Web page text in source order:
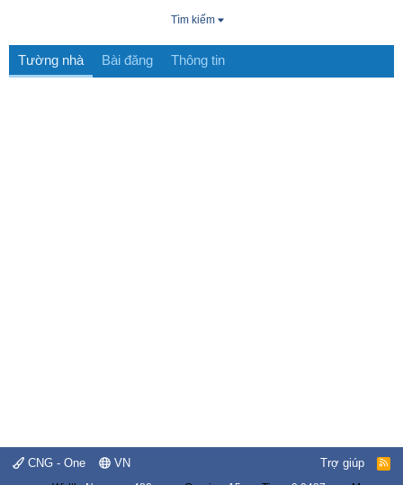
Tìm kiếm
Tường nhà Bài đăng Thông tin
CNG - One VN Trợ giúp
R